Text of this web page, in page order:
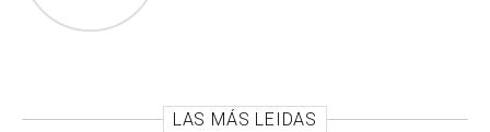
LAS MÁS LEIDAS